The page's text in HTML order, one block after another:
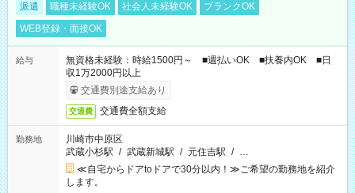
派遣 職種未経験OK 社会人未経験OK
ブランクOK
WEB登録・面接OK
給与
無資格未経験：時給1500円～ ■週払いOK ■扶養内OK ■日
収1万2000円以上
交通費別途支給あり
交通費 交通費全額支給
勤務地
川崎市中原区
武蔵小杉駅 / 武蔵新城駅 / 元住吉駅 / …
≪自宅からドアtoドアで30分以内！≫ご希望の勤務地を紹介
します。